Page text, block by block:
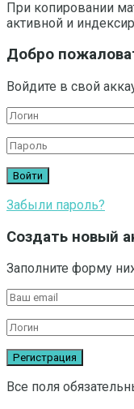
При копировании
активной и
Добро
Войдите в свой
Забыли пароль?
Создать новый
Заполните форму
Все поля